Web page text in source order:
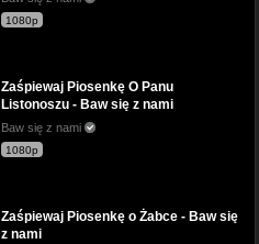
1080p
Zaśpiewaj Piosenkę O Panu
Listonoszu - Baw się z nami
Baw się z nami
1080p
Zaśpiewaj Piosenkę o Żabce - Baw się
z nami